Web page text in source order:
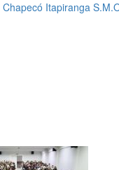
Chapecó Itapiranga